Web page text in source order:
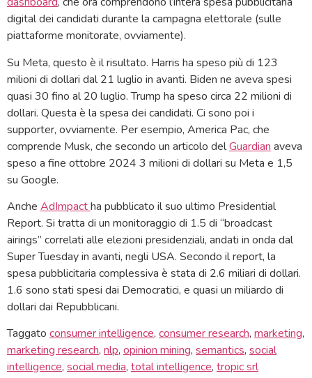
digital dei candidati durante la campagna elettorale (sulle
piattaforme monitorate, ovviamente).
Su Meta, questo è il risultato. Harris ha speso più di 123
milioni di dollari dal 21 luglio in avanti. Biden ne aveva spesi
quasi 30 fino al 20 luglio. Trump ha speso circa 22 milioni di
dollari. Questa è la spesa dei candidati. Ci sono poi i
supporter, ovviamente. Per esempio, America Pac, che
comprende Musk, che secondo un articolo delGuardian aveva
speso a fine ottobre 2024 3 milioni di dollari su Meta e 1,5
su Google.
Anche AdImpactha pubblicato il suo ultimo Presidential
Report. Si tratta di un monitoraggio di 1.5 di “broadcast
airings” correlati alle elezioni presidenziali, andati in onda dal
Super Tuesday in avanti, negli USA. Secondo il report, la
spesa pubblicitaria complessiva è stata di 2.6 miliari di dollari.
1.6 sono stati spesi dai Democratici, e quasi un miliardo di
dollari dai Repubblicani.
Taggato consumer intelligence, consumer research, marketing,
marketing research, nlp, opinion mining, semantics, social
intelligence, social media, total intelligence, tropic srl